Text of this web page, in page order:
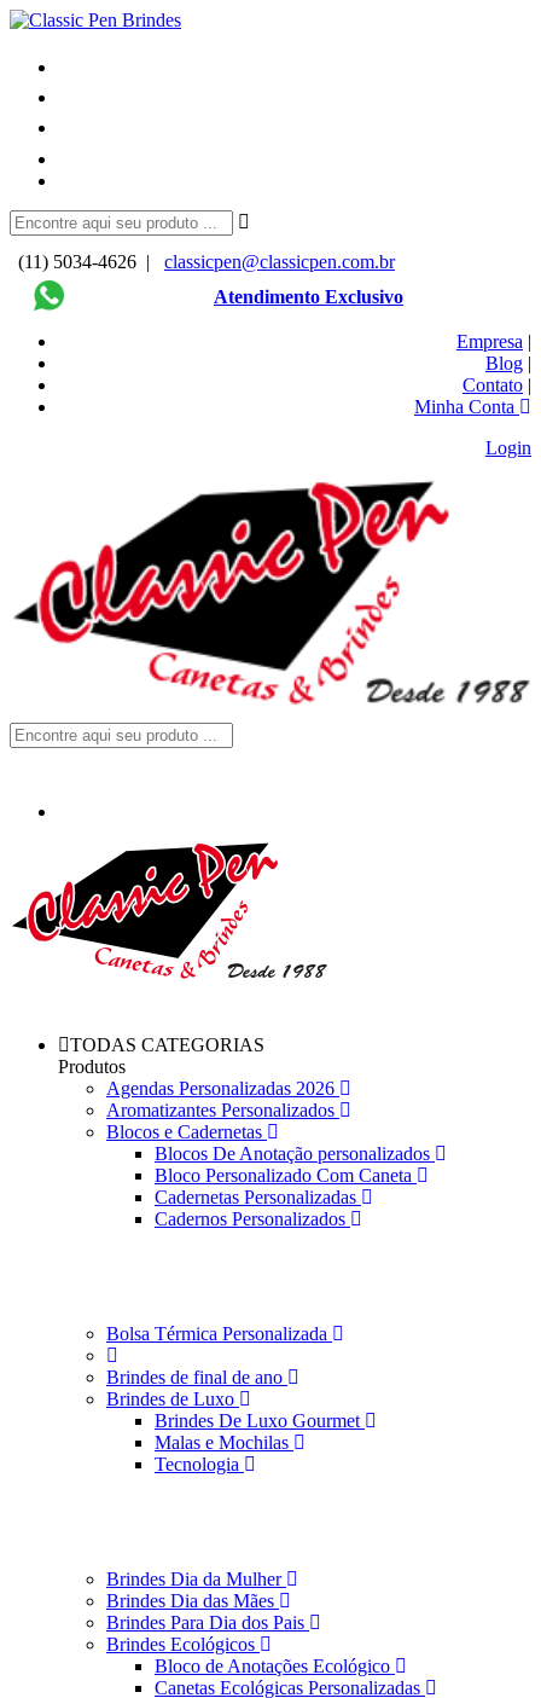
(11) 5034-4626 |
classicpen@classicpen.com.br
Atendimento Exclusivo
Empresa |
Blog |
Contato |
Minha Conta
Login
TODAS CATEGORIAS
Produtos
Agendas Personalizadas 2026
Aromatizantes Personalizados
Blocos e Cadernetas
Blocos De Anotação personalizados
Bloco Personalizado Com Caneta
Cadernetas Personalizadas
Cadernos Personalizados
Bolsa Térmica Personalizada
Brindes de final de ano
Brindes de Luxo
Brindes De Luxo Gourmet
Malas e Mochilas
Tecnologia
Brindes Dia da Mulher
Brindes Dia das Mães
Brindes Para Dia dos Pais
Brindes Ecológicos
Bloco de Anotações Ecológico
Canetas Ecológicas Personalizadas